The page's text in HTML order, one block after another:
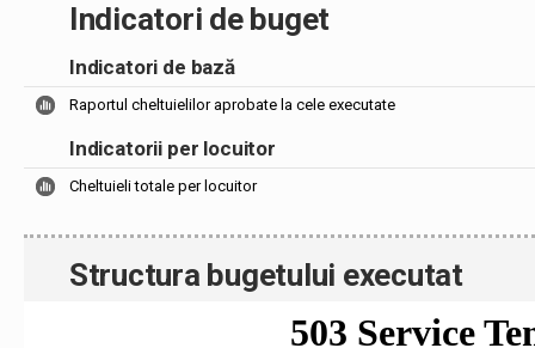
Indicatori de buget
Indicatori de bază
Raportul cheltuielilor aprobate la cele executate
Indicatorii per locuitor
Cheltuieli totale per locuitor
Structura bugetului executat